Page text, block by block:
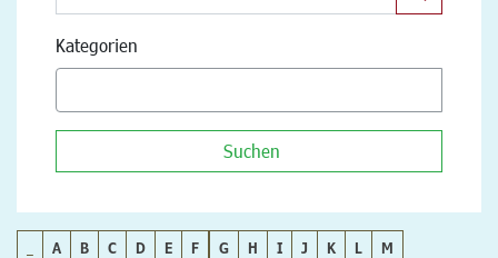
Kategorien
Suchen
A B C D E F G H I J K L
M